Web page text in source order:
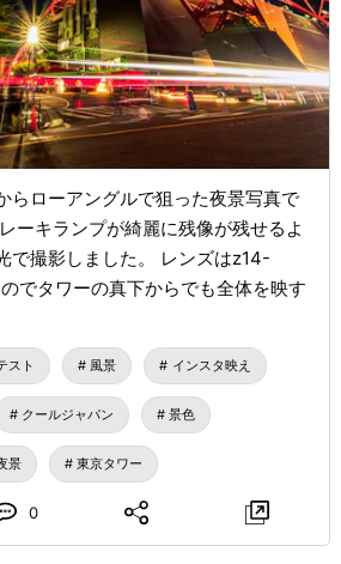
らローアングルで狙った夜景写真で
ーキランプが綺麗に残像が残せるよ
で撮影しました。 レンズはz14-
でタワーの真下からでも全体を映す
スト 風景 インスタ映え
クールジャパン 景色
景 東京タワー
0